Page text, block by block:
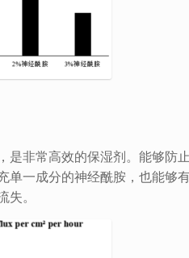
是非常高效的保湿剂。能够防
一成分的神经酰胺，也能够
。